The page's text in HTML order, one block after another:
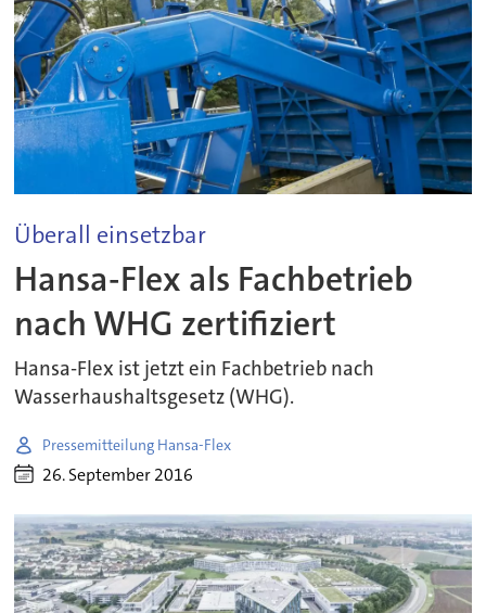
Überall einsetzbar
Hansa-Flex als Fachbetrieb
nach WHG zertifiziert
Hansa-Flex ist jetzt ein Fachbetrieb nach
Wasserhaushaltsgesetz (WHG).
Pressemitteilung Hansa-Flex
26. September 2016